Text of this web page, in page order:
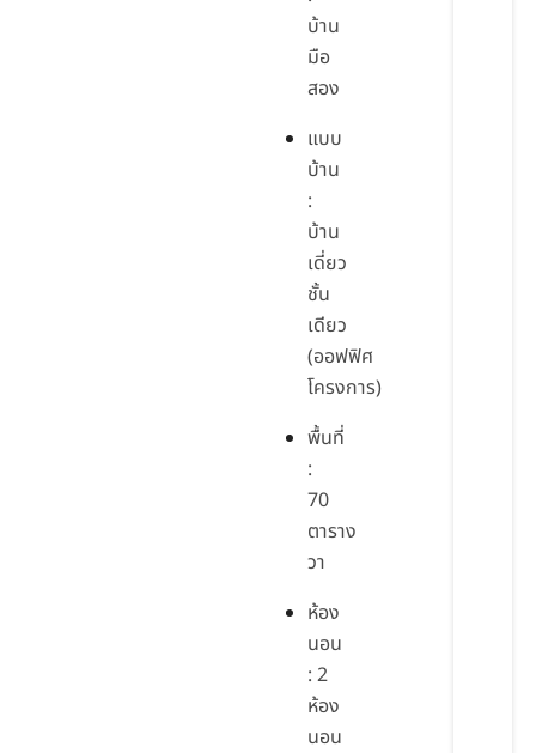
บ้าน
มือ
สอง
แบบ
บ้าน
:
บ้าน
เดี่ยว
ชั้น
เดียว
(ออฟฟิศ
โครงการ)
พื้นที่
:
70
ตาราง
วา
ห้อง
นอน
: 2
ห้อง
นอน